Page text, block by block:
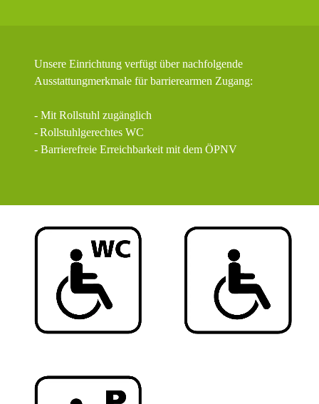
Unsere Einrichtung verfügt über nachfolgende
Ausstattungmerkmale für barrierearmen Zugang:
- Mit Rollstuhl zugänglich
-Rollstuhlgerechtes WC
- Barrierefreie Erreichbarkeit mit dem ÖPNV